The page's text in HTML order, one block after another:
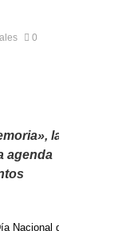
0
la
agenda